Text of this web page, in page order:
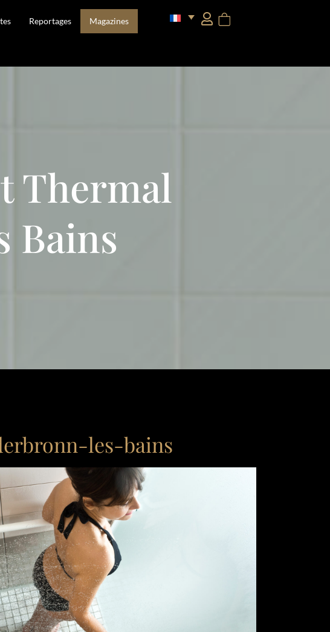
Reportages Magazines
Thermal
Bains
les-bains